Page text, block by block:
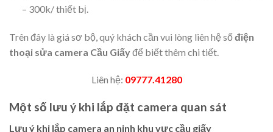
– 300k/ thiết bị.
Trên đây là giá sơ bộ, quý khách cần vui lòng liên hệ sốđiện
thoại sửa camera Cầu Giấyđể biết thêm chi tiết.
Liên hệ: 09777.41280
Một số lưu ý khi lắp đặt camera quan sát
Lưu ý khi lắp camera an ninh khu vực cầu giấy